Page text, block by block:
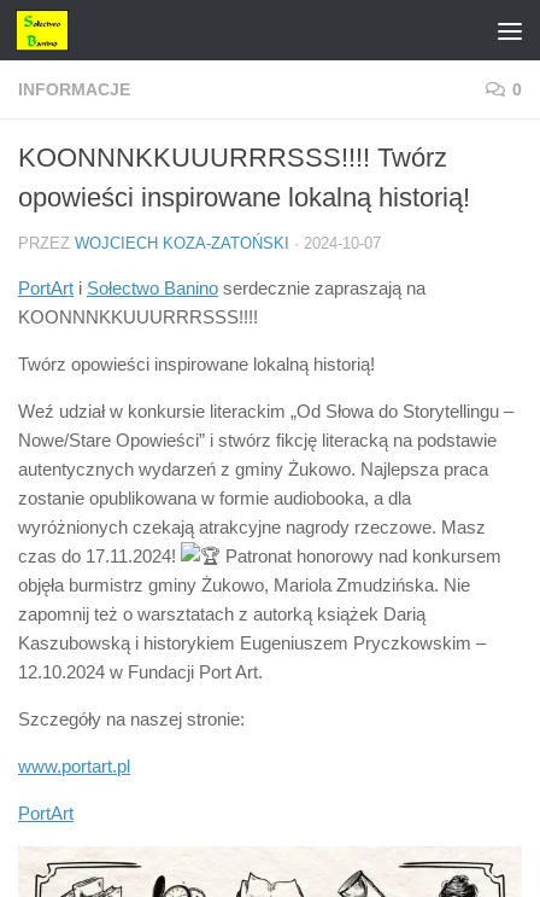
Przejdź do treści
INFORMACJE 0
KOONNNKKUUURRRSSS!!!! Twórz
opowieści inspirowane lokalną historią!
PRZEZ WOJCIECH KOZA-ZATOŃSKI · 2024-10-07
PortArt i Sołectwo Banino serdecznie zapraszają na
KOONNNKKUUURRRSSS!!!!
Twórz opowieści inspirowane lokalną historią!
Weź udział w konkursie literackim „Od Słowa do Storytellingu –
Nowe/Stare Opowieści” i stwórz fikcję literacką na podstawie
autentycznych wydarzeń z gminy Żukowo. Najlepsza praca
zostanie opublikowana w formie audiobooka, a dla
wyróżnionych czekają atrakcyjne nagrody rzeczowe. Masz
czas do 17.11.2024!
Patronat honorowy nad konkursem
objęła burmistrz gminy Żukowo, Mariola Zmudzińska. Nie
zapomnij też o warsztatach z autorką książek Darią
Kaszubowską i historykiem Eugeniuszem Pryczkowskim –
12.10.2024 w Fundacji Port Art.
Szczegóły na naszej stronie:
www.portart.pl
PortArt